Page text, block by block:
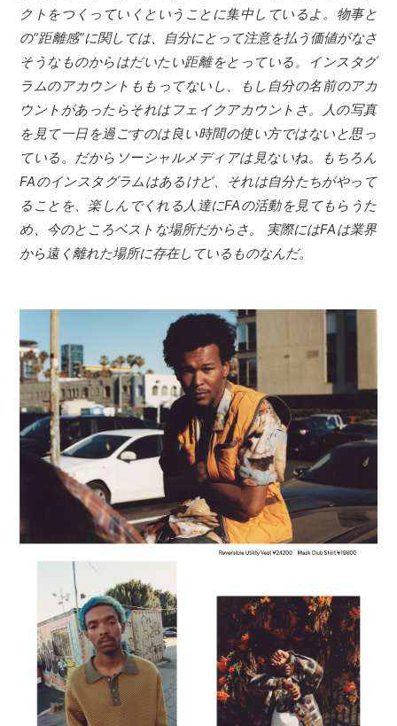
クトをつくっていくということに集中しているよ。物事と
の“距離感”に関しては、自分にとって注意を払う価値がなさ
そうなものからはだいたい距離をとっている。インスタグ
ラムのアカウントももってないし、もし自分の名前のアカ
ウントがあったらそれはフェイクアカウントさ。人の写真
を見て一日を過ごすのは良い時間の使い方ではないと思っ
ている。だからソーシャルメディアは見ないね。もちろん
FAのインスタグラムはあるけど、それは自分たちがやって
ることを、楽しんでくれる人達にFAの活動を見てもらうた
め、今のところベストな場所だからさ。 実際にはFAは業界
から遠く離れた場所に存在しているものなんだ。